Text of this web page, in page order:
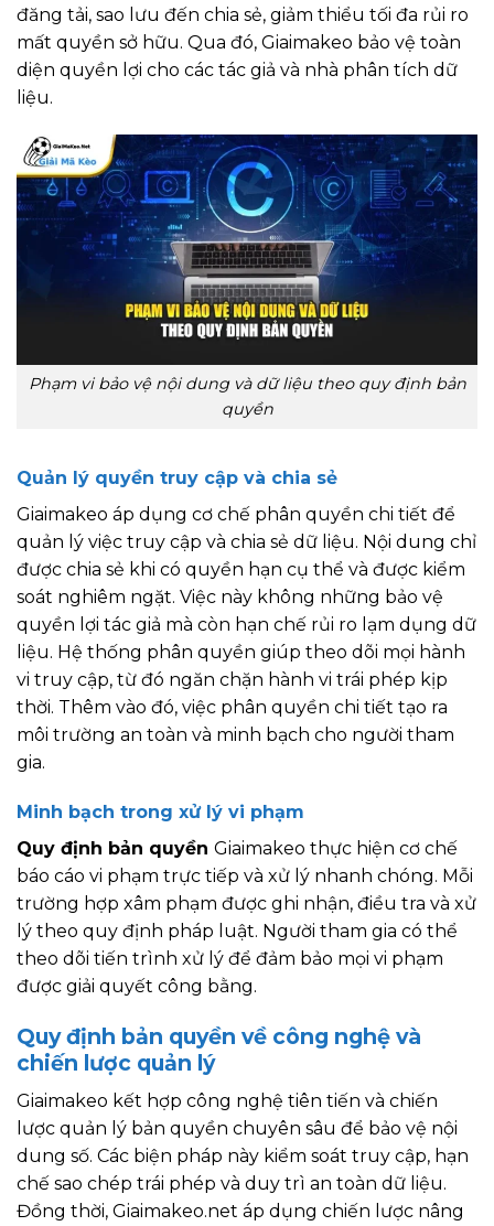
đăng tải, sao lưu đến chia sẻ, giảm thiểu tối đa rủi ro
mất quyền sở hữu. Qua đó, Giaimakeo bảo vệ toàn
diện quyền lợi cho các tác giả và nhà phân tích dữ
liệu.
Phạm vi bảo vệ nội dung và dữ liệu theo quy định bản
quyền
Quản lý quyền truy cập và chia sẻ
Giaimakeo áp dụng cơ chế phân quyền chi tiết để
quản lý việc truy cập và chia sẻ dữ liệu. Nội dung chỉ
được chia sẻ khi có quyền hạn cụ thể và được kiểm
soát nghiêm ngặt. Việc này không những bảo vệ
quyền lợi tác giả mà còn hạn chế rủi ro lạm dụng dữ
liệu. Hệ thống phân quyền giúp theo dõi mọi hành
vi truy cập, từ đó ngăn chặn hành vi trái phép kịp
thời. Thêm vào đó, việc phân quyền chi tiết tạo ra
môi trường an toàn và minh bạch cho người tham
gia.
Minh bạch trong xử lý vi phạm
Quy định bản quyền Giaimakeo thực hiện cơ chế
báo cáo vi phạm trực tiếp và xử lý nhanh chóng. Mỗi
trường hợp xâm phạm được ghi nhận, điều tra và xử
lý theo quy định pháp luật. Người tham gia có thể
theo dõi tiến trình xử lý để đảm bảo mọi vi phạm
được giải quyết công bằng.
Quy định bản quyền về công nghệ và
chiến lược quản lý
Giaimakeo kết hợp công nghệ tiên tiến và chiến
lược quản lý bản quyền chuyên sâu để bảo vệ nội
dung số. Các biện pháp này kiểm soát truy cập, hạn
chế sao chép trái phép và duy trì an toàn dữ liệu.
Đồng thời, Giaimakeo.net áp dụng chiến lược nâng